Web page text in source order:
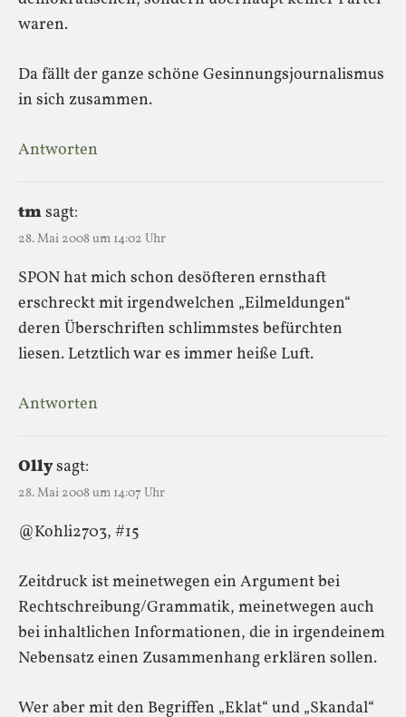
waren.
Da fällt der ganze schöne Gesinnungsjournalismus
in sich zusammen.
Antworten
tmsagt:
28. Mai 2008 um 14:02 Uhr
SPON hat mich schon desöfteren ernsthaft
erschreckt mit irgendwelchen „Eilmeldungen“
deren Überschriften schlimmstes befürchten
liesen. Letztlich war es immer heiße Luft.
Antworten
Ollysagt:
28. Mai 2008 um 14:07 Uhr
@Kohli2703, #15
Zeitdruck ist meinetwegen ein Argument bei
Rechtschreibung/Grammatik, meinetwegen auch
bei inhaltlichen Informationen, die in irgendeinem
Nebensatz einen Zusammenhang erklären sollen.
Wer aber mit den Begriffen „Eklat“ und „Skandal“